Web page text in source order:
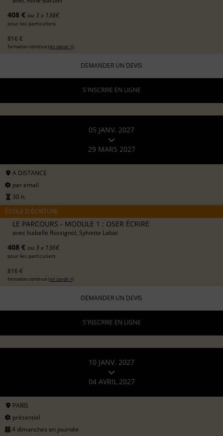
408 € ou 3 x 136€
pour les particuliers
816 €
formation continue (en savoir +)
DEMANDER UN DEVIS
S'INSCRIRE EN LIGNE
05 JANV. 2027
29 MARS 2027
A DISTANCE
par email
30 h.
ÉCOLE D'ÉCRITURE
LE PARCOURS - MODULE 1 : OSER ÉCRIRE
avec Isabelle Rossignol, Sylvette Labat
408 € ou 3 x 136€
pour les particuliers
816 €
formation continue (en savoir +)
DEMANDER UN DEVIS
S'INSCRIRE EN LIGNE
10 JANV. 2027
04 AVRIL 2027
PARIS
présentiel
4 dimanches en journée